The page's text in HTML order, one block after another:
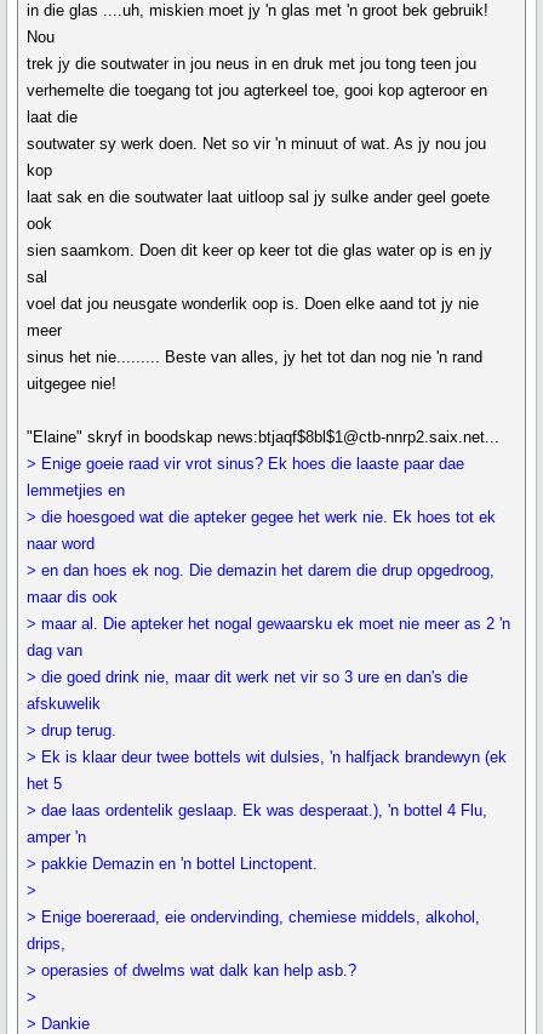
in die glas ....uh, miskien moet jy 'n glas met 'n groot bek gebruik!
Nou
trek jy die soutwater in jou neus in en druk met jou tong teen jou
verhemelte die toegang tot jou agterkeel toe, gooi kop agteroor en
laat die
soutwater sy werk doen. Net so vir 'n minuut of wat. As jy nou jou
kop
laat sak en die soutwater laat uitloop sal jy sulke ander geel goete
ook
sien saamkom. Doen dit keer op keer tot die glas water op is en jy
sal
voel dat jou neusgate wonderlik oop is. Doen elke aand tot jy nie
meer
sinus het nie......... Beste van alles, jy het tot dan nog nie 'n rand
uitgegee nie!
"Elaine" skryf in boodskap news:btjaqf$8bl$1@ctb-nnrp2.saix.net...
> Enige goeie raad vir vrot sinus? Ek hoes die laaste paar dae
lemmetjies en
> die hoesgoed wat die apteker gegee het werk nie. Ek hoes tot ek
naar word
> en dan hoes ek nog. Die demazin het darem die drup opgedroog,
maar dis ook
> maar al. Die apteker het nogal gewaarsku ek moet nie meer as 2 'n
dag van
> die goed drink nie, maar dit werk net vir so 3 ure en dan's die
afskuwelik
> drup terug.
> Ek is klaar deur twee bottels wit dulsies, 'n halfjack brandewyn (ek
het 5
> dae laas ordentelik geslaap. Ek was desperaat.), 'n bottel 4 Flu,
amper 'n
> pakkie Demazin en 'n bottel Linctopent.
>
> Enige boereraad, eie ondervinding, chemiese middels, alkohol,
drips,
> operasies of dwelms wat dalk kan help asb.?
>
> Dankie